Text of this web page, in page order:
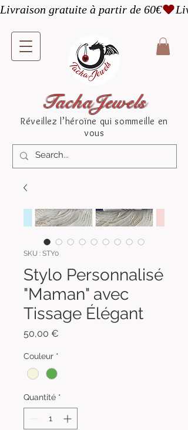
TachaJewels
Réveillez l’héroïne qui sommeille en
vous
Livraison gratuite à partir de 60€
SKU : STY0
Stylo Personnalisé
"Maman" avec
Tissage Élégant
50,00 €
Couleur *
Quantité *